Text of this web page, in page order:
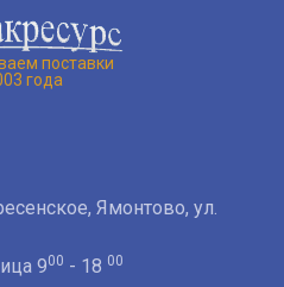
поставки
года
Ямонтово, ул.
900 - 18 00